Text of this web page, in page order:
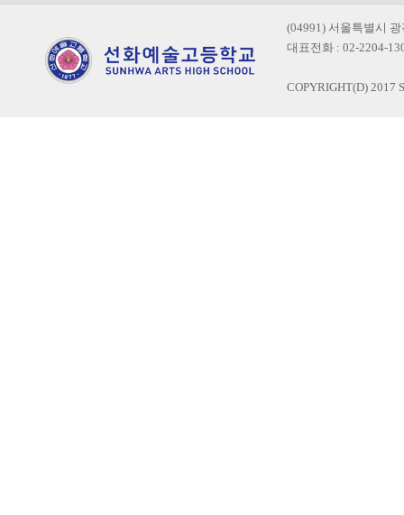
(04991) 서울특별시
대표전화 : 02-2204-
COPYRIGHT(D) 2017